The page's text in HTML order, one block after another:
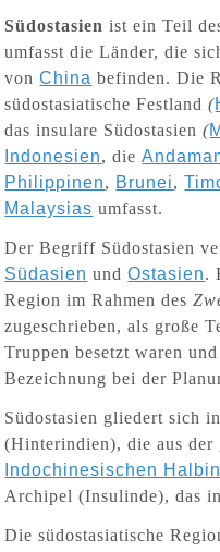
Südostasien ist ein Teil
umfasst die Länder, die
vonChina befinden. Die
südostasiatische Festland(
das insulare Südostasien(
Indonesien, die
Philippinen, Brunei, T
Malaysias umfasst.
Der Begriff Südostasien
Südasien undOstasien.
Region im Rahmen des
zugeschrieben, als große
Truppen besetzt waren
Bezeichnung bei der
Südostasien gliedert sich
(Hinterindien), die aus der
Indochinesischen
Archipel (Insulinde), das
Die südostasiatische